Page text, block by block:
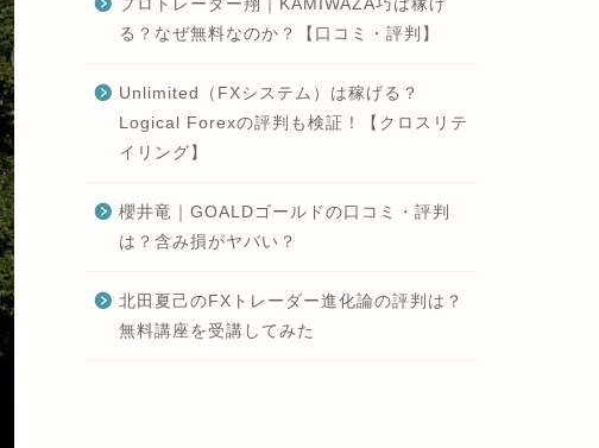
プロトレーダー翔｜KAMIWAZA巧は稼げ
る？なぜ無料なのか？【口コミ・評判】
Unlimited（FXシステム）は稼げる？
Logical Forexの評判も検証！【クロスリテ
イリング】
櫻井竜｜GOALDゴールドの口コミ・評判
は？含み損がヤバい？
北田夏己のFXトレーダー進化論の評判は？
無料講座を受講してみた